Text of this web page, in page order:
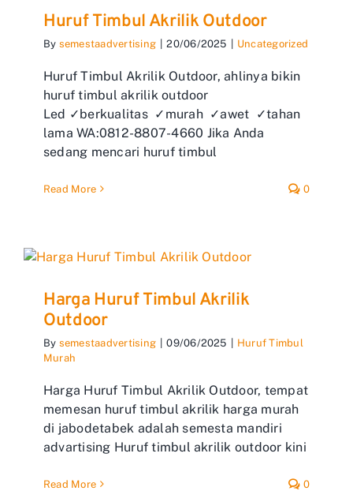
Huruf Timbul Akrilik Outdoor
By semestaadvertising 20/06/2025 Uncategorized
Huruf Timbul Akrilik Outdoor, ahlinya bikin
huruf timbul akrilik outdoor
Led ✓berkualitas ✓murah ✓awet ✓tahan
lama WA:0812-8807-4660 Jika Anda
sedang mencari huruf timbul
Read More 0
Harga Huruf Timbul Akrilik
Outdoor
By semestaadvertising 09/06/2025
Huruf Timbul
Murah
Harga Huruf Timbul Akrilik Outdoor, tempat
memesan huruf timbul akrilik harga murah
di jabodetabek adalah semesta mandiri
advartising Huruf timbul akrilik outdoor kini
Read More 0